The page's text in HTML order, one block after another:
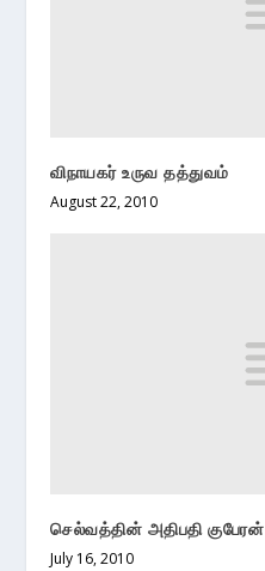
விநாயகர் உருவ தத்துவம்
August 22, 2010
செல்வத்தின் அதிபதி குபேரன்
July 16, 2010